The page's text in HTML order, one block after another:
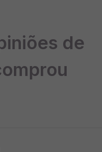
a ovulação em mulheres
insulina e melhora da
de